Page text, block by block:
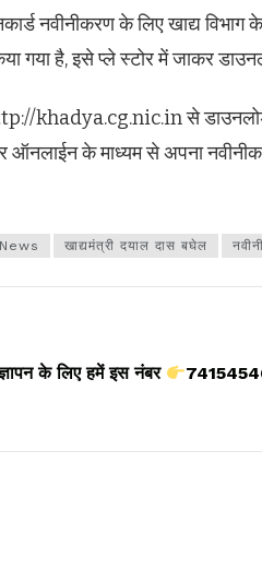
नवीनीकरण के लिए खाद्य विभाग के
गया है, इसे प्ले स्टोर में जाकर
http://khadya.cg.nic.in से
ऑनलाईन के माध्यम से अपना
खाद्यमंत्री दयाल दास बघेल
के लिए हमें इस नंबर